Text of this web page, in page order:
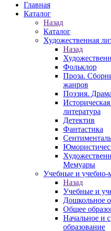
Главная
Каталог
Назад
Каталог
Художественная
Назад
Фольклор
Проза.
жанров
Поэзия.
литература
Детектив
Фантастика
Мемуары
Учебные и учебно-
Назад
Учебные и
Дошкольное
Общее
Начальное и
образование